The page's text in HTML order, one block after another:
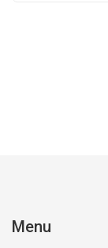
Menu